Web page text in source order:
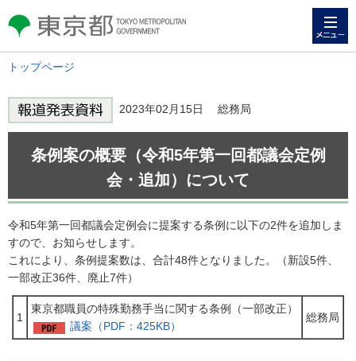
東京都 TOKYO METROPOLITAN
GOVERNMENT
トップページ
2023年02月15日 総務局
条例案の概要（令和5年第一回都議会定例
会・追加）について
令和5年第一回都議会定例会に提案する条例に以下の2件を追加しま
すので、お知らせします。
これにより、条例提案数は、合計48件となりました。（新設5件、
一部改正36件、廃止7件）
1
東京都職員の特殊勤務手当に関する条例（一部改正）
議案（PDF：425KB）
総務局